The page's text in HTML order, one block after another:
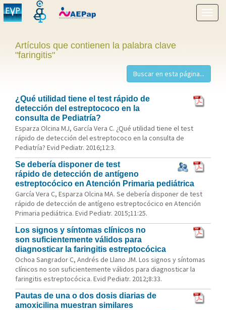
menú
Artículos que contienen la palabra clave
"faringitis"
¿Qué utilidad tiene el test rápido de
detección del estreptococo en la
consulta de Pediatría?
Esparza Olcina MJ, García Vera C. ¿Qué utilidad tiene el test
rápido de detección del estreptococo en la consulta de
Pediatría? Evid Pediatr. 2016;12:3.
Se debería disponer de test
rápido de detección de antígeno
estreptocócico en Atención Primaria pediátrica
García Vera C, Esparza Olcina MA. Se debería disponer de test
rápido de detección de antígeno estreptocócico en Atención
Primaria pediátrica. Evid Pediatr. 2015;11:25.
Los signos y síntomas clínicos no
son suficientemente válidos para
diagnosticar la faringitis estreptocócica
Ochoa Sangrador C, Andrés de Llano JM. Los signos y síntomas
clínicos no son suficientemente válidos para diagnosticar la
faringitis estreptocócica. Evid Pediatr. 2012;8:33.
Pautas de una o dos dosis diarias de
amoxicilina muestran similares